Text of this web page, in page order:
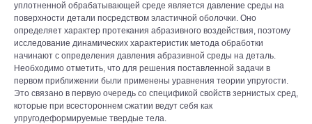
уплотненной обрабатывающей среде является давление среды на
поверхности детали посредством эластичной оболочки. Оно
определяет характер протекания абразивного воздействия, поэтому
исследование динамических характеристик метода обработки
начинают с определения давления абразивной среды на деталь.
Необходимо отметить, что для решения поставленной задачи в
первом приближении были применены уравнения теории упругости.
Это связано в первую очередь со спецификой свойств зернистых сред,
которые при всестороннем сжатии ведут себя как
упругодеформируемые твердые тела.